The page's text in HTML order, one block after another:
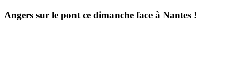
Angers sur le pont ce dimanche face à Nantes !